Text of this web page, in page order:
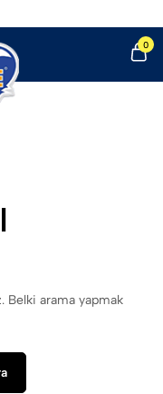
0
Belki arama yapmak